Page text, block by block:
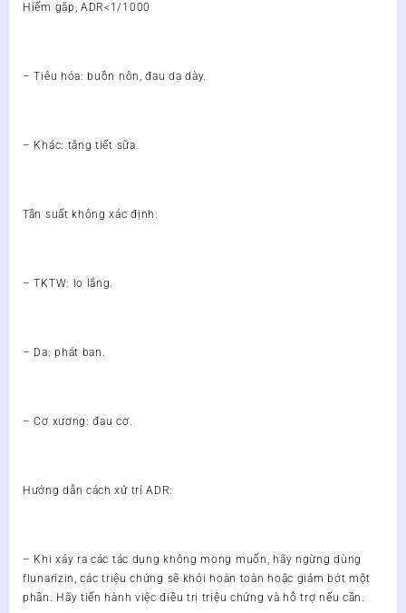
Hiếm gặp, ADR<1/1000
– Tiêu hóa: buồn nôn, đau dạ dày.
– Khác: tăng tiết sữa.
Tần suất không xác định:
– TKTW: lo lắng.
– Da: phát ban.
– Cơ xương: đau cơ.
Hướng dẫn cách xử trí ADR:
– Khi xảy ra các tác dụng không mong muốn, hãy ngừng dùng
flunarizin, các triệu chứng sẽ khỏi hoàn toàn hoặc giảm bớt một
phần. Hãy tiến hành việc điều trị triệu chứng và hỗ trợ nếu cần.